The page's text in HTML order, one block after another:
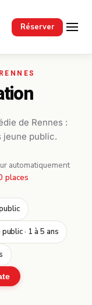
Réserver
de Rennes :
jeune public.
automatiquement
places
public · 1 à 5 ans